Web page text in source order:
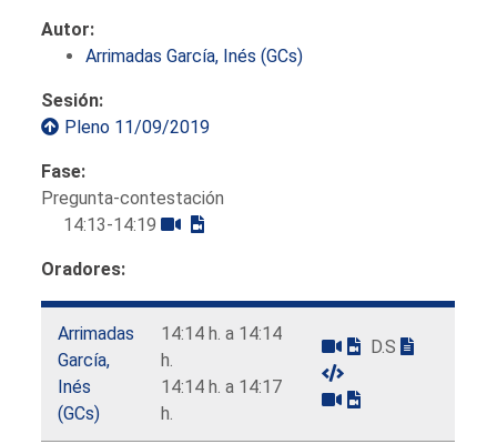
Autor:
Arrimadas García, Inés (GCs)
Sesión:
Pleno 11/09/2019
Fase:
Pregunta-contestación
14:13-14:19
Oradores:
Arrimadas
García,
Inés
(GCs)
14:14 h. a 14:14
h.
14:14 h. a 14:17
h.
D.S